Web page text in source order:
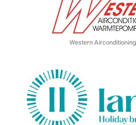
Western